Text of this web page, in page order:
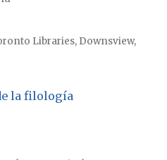
Libraries, Downsview,
la filología